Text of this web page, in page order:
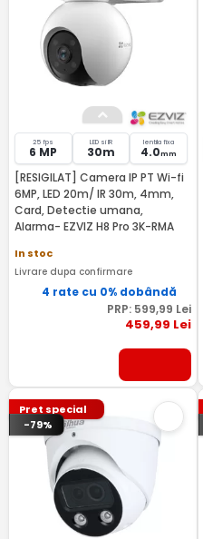
25 fps
6 MP
LED si IR
30m
lentila fixa
4.0mm
[RESIGILAT] Camera IP PT Wi-fi
6MP, LED 20m/ IR 30m, 4mm,
Card, Detectie umana,
Alarma- EZVIZ H8 Pro 3K-RMA
In stoc
Livrare dupa confirmare
4 rate cu 0% dobândă
PRP: 599,99 Lei
459,99 Lei
Pret special
-79%